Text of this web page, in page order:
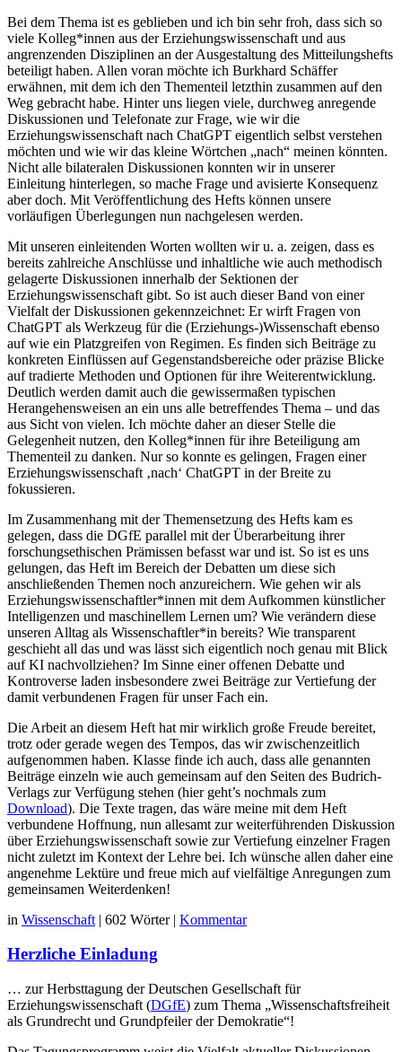
Bei dem Thema ist es geblieben und ich bin sehr froh, dass sich so
viele Kolleg*innen aus der Erziehungswissenschaft und aus
angrenzenden Disziplinen an der Ausgestaltung des Mitteilungshefts
beteiligt haben. Allen voran möchte ich Burkhard Schäffer
erwähnen, mit dem ich den Thementeil letzthin zusammen auf den
Weg gebracht habe. Hinter uns liegen viele, durchweg anregende
Diskussionen und Telefonate zur Frage, wie wir die
Erziehungswissenschaft nach ChatGPT eigentlich selbst verstehen
möchten und wie wir das kleine Wörtchen „nach“ meinen könnten.
Nicht alle bilateralen Diskussionen konnten wir in unserer
Einleitung hinterlegen, so mache Frage und avisierte Konsequenz
aber doch. Mit Veröffentlichung des Hefts können unsere
vorläufigen Überlegungen nun nachgelesen werden.
Mit unseren einleitenden Worten wollten wir u. a. zeigen, dass es
bereits zahlreiche Anschlüsse und inhaltliche wie auch methodisch
gelagerte Diskussionen innerhalb der Sektionen der
Erziehungswissenschaft gibt. So ist auch dieser Band von einer
Vielfalt der Diskussionen gekennzeichnet: Er wirft Fragen von
ChatGPT als Werkzeug für die (Erziehungs-)Wissenschaft ebenso
auf wie ein Platzgreifen von Regimen. Es finden sich Beiträge zu
konkreten Einflüssen auf Gegenstandsbereiche oder präzise Blicke
auf tradierte Methoden und Optionen für ihre Weiterentwicklung.
Deutlich werden damit auch die gewissermaßen typischen
Herangehensweisen an ein uns alle betreffendes Thema – und das
aus Sicht von vielen. Ich möchte daher an dieser Stelle die
Gelegenheit nutzen, den Kolleg*innen für ihre Beteiligung am
Thementeil zu danken. Nur so konnte es gelingen, Fragen einer
Erziehungswissenschaft ‚nach‘ ChatGPT in der Breite zu
fokussieren.
Im Zusammenhang mit der Themensetzung des Hefts kam es
gelegen, dass die DGfE parallel mit der Überarbeitung ihrer
forschungsethischen Prämissen befasst war und ist. So ist es uns
gelungen, das Heft im Bereich der Debatten um diese sich
anschließenden Themen noch anzureichern. Wie gehen wir als
Erziehungswissenschaftler*innen mit dem Aufkommen künstlicher
Intelligenzen und maschinellem Lernen um? Wie verändern diese
unseren Alltag als Wissenschaftler*in bereits? Wie transparent
geschieht all das und was lässt sich eigentlich noch genau mit Blick
auf KI nachvollziehen? Im Sinne einer offenen Debatte und
Kontroverse laden insbesondere zwei Beiträge zur Vertiefung der
damit verbundenen Fragen für unser Fach ein.
Die Arbeit an diesem Heft hat mir wirklich große Freude bereitet,
trotz oder gerade wegen des Tempos, das wir zwischenzeitlich
aufgenommen haben. Klasse finde ich auch, dass alle genannten
Beiträge einzeln wie auch gemeinsam auf den Seiten des Budrich-
Verlags zur Verfügung stehen (hier geht’s nochmals zum
Download). Die Texte tragen, das wäre meine mit dem Heft
verbundene Hoffnung, nun allesamt zur weiterführenden Diskussion
über Erziehungswissenschaft sowie zur Vertiefung einzelner Fragen
nicht zuletzt im Kontext der Lehre bei. Ich wünsche allen daher eine
angenehme Lektüre und freue mich auf vielfältige Anregungen zum
gemeinsamen Weiterdenken!
in Wissenschaft | 602 Wörter | Kommentar
Herzliche Einladung
… zur Herbsttagung der Deutschen Gesellschaft für
Erziehungswissenschaft (DGfE) zum Thema „Wissenschaftsfreiheit
als Grundrecht und Grundpfeiler der Demokratie“!